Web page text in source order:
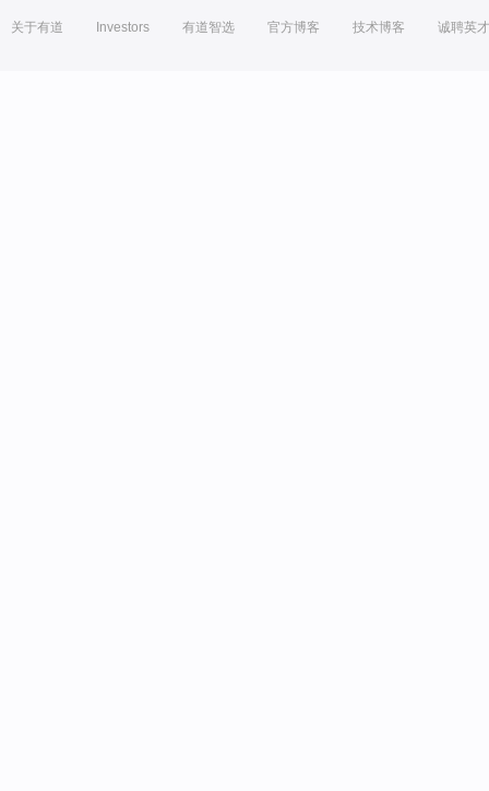
关于有道 Investors 有道智选 官方博客 技术博客 诚聘英才